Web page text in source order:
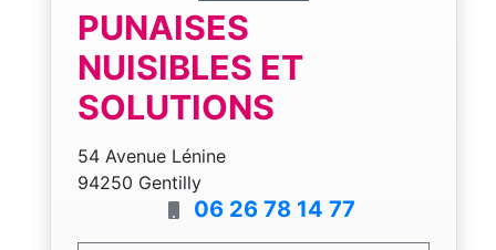
PUNAISES
NUISIBLES ET
SOLUTIONS
54 Avenue Lénine
94250 Gentilly
06 26 78 14 77